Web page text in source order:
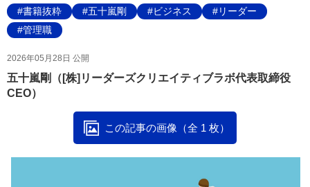
#書籍抜粋 #五十嵐剛 #ビジネス
#リーダー
#管理職
2026年05月28日 公開
五十嵐剛（[株]リーダーズクリエイティブラボ代表取締役
CEO）
この記事の画像（全 1 枚）